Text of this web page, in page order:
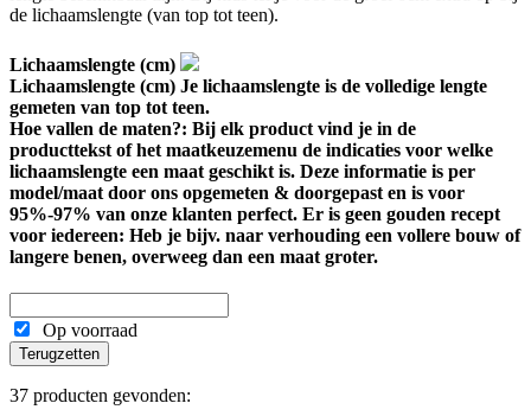
de lichaamslengte (van top tot teen).
Lichaamslengte (cm)
Lichaamslengte (cm) Je lichaamslengte is de volledige lengte
gemeten van top tot teen.
Hoe vallen de maten?: Bij elk product vind je in de
producttekst of het maatkeuzemenu de indicaties voor welke
lichaamslengte een maat geschikt is. Deze informatie is per
model/maat door ons opgemeten & doorgepast en is voor
95%-97% van onze klanten perfect. Er is geen gouden recept
voor iedereen: Heb je bijv. naar verhouding een vollere bouw of
langere benen, overweeg dan een maat groter.
Op voorraad
Terugzetten
37 producten gevonden: